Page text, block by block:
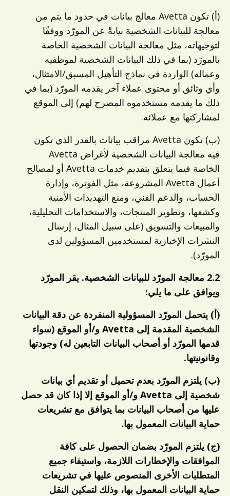
(أ) تكون Avetta معالج بيانات في حدود ما يتم من
معالجة للبيانات الشخصية نيابةً عن المورّد ووفقًا
لتوجيهاته، مثل معالجة البيانات الشخصية الخاصة
بالمورّد (بما في ذلك البيانات الشخصية لموظفيه
وعماله) الواردة في نماذج التأهيل المسبق/الامتثال،
وأي وثائق أو محتوى عملاء آخر يقدمه المورّد (بما في
ذلك ما يقدمه مستخدموه المصرح لهم) إلى الموقع
لمشاركتها مع عملائه.
(ب) تكون Avetta مراقب بيانات بالقدر الذي تكون
فيه معالجة البيانات الشخصية لأغراض Avetta
الخاصة فيما يتعلق بتقديم خدمات Avetta أو لمصالح
أعمال Avetta المشروعة، مثل الفوترة، وإدارة
الحساب، والدعم الفني، ومنع التهديدات الأمنية
وكشفها، وتطوير المنتجات، والاستخدامات التحليلية،
والمبيعات والتسويق (على سبيل المثال، إرسال
النشرات الإخبارية لمستخدمين المسؤولين لدى
المورّد).
2.2 معالجة المورّد للبيانات الشخصية. يقر المورّد
ويوافق على ما يلي:
(أ) يتحمل المورّد المسؤولية المنفردة عن دقة البيانات
الشخصية المقدمة إلى Avetta و/أو الموقع (سواء
قدمها المورّد أو أصحاب البيانات التابعين له) وجودتها
وقانونيتها.
(ب) يلتزم المورّد بعدم تحميل أو تقديم أي بيانات
شخصية إلى Avetta و/أو الموقع إلا إذا كان قد حصل
عليها من أصحاب البيانات بما يتوافق مع تشريعات
حماية البيانات المعمول بها.
(ج) يلتزم المورّد بضمان الحصول على كافة
الموافقات والإخطارات اللازمة، واستيفاء جميع
المتطلبات الأخرى المنصوص عليها في تشريعات
حماية البيانات المعمول بها، وذلك لتمكين النقل